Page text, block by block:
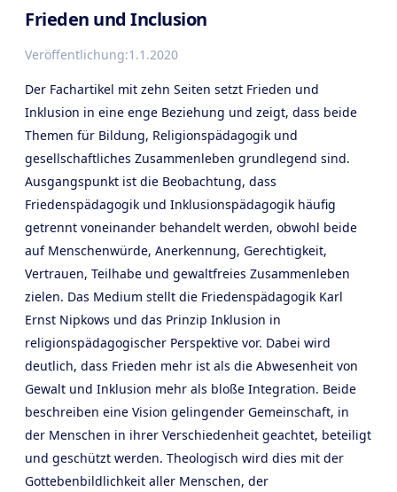
Frieden und Inclusion
Veröffentlichung:1.1.2020
Der Fachartikel mit zehn Seiten setzt Frieden und
Inklusion in eine enge Beziehung und zeigt, dass beide
Themen für Bildung, Religionspädagogik und
gesellschaftliches Zusammenleben grundlegend sind.
Ausgangspunkt ist die Beobachtung, dass
Friedenspädagogik und Inklusionspädagogik häufig
getrennt voneinander behandelt werden, obwohl beide
auf Menschenwürde, Anerkennung, Gerechtigkeit,
Vertrauen, Teilhabe und gewaltfreies Zusammenleben
zielen. Das Medium stellt die Friedenspädagogik Karl
Ernst Nipkows und das Prinzip Inklusion in
religionspädagogischer Perspektive vor. Dabei wird
deutlich, dass Frieden mehr ist als die Abwesenheit von
Gewalt und Inklusion mehr als bloße Integration. Beide
beschreiben eine Vision gelingender Gemeinschaft, in
der Menschen in ihrer Verschiedenheit geachtet, beteiligt
und geschützt werden. Theologisch wird dies mit der
Gottebenbildlichkeit aller Menschen, der